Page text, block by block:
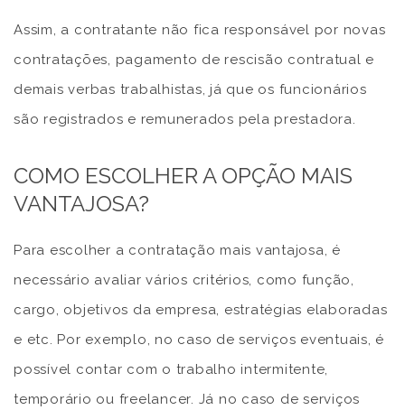
Assim, a contratante não fica responsável por novas
contratações, pagamento de rescisão contratual e
demais verbas trabalhistas, já que os funcionários
são registrados e remunerados pela prestadora.
COMO ESCOLHER A OPÇÃO MAIS
VANTAJOSA?
Para escolher a contratação mais vantajosa, é
necessário avaliar vários critérios, como função,
cargo, objetivos da empresa, estratégias elaboradas
e etc. Por exemplo, no caso de serviços eventuais, é
possível contar com o trabalho intermitente,
temporário ou freelancer. Já no caso de serviços